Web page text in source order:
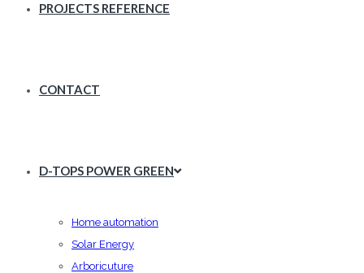
PROJECTS REFERENCE
CONTACT
D-TOPS POWER GREEN
Home automation
Solar Energy
Arboricuture